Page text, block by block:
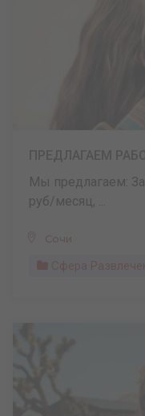
Мы предлагаем:
руб/месяц, ...
Сочи
Сфера